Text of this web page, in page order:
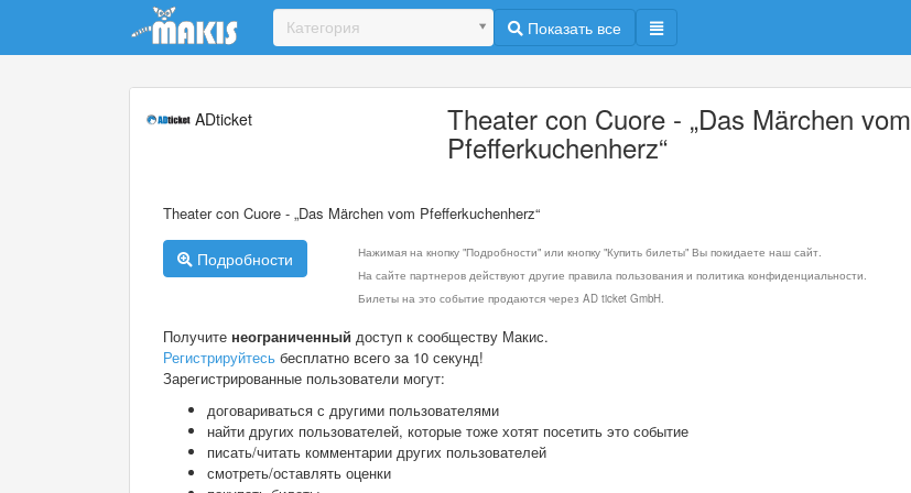
Update cookies preferences
Категория Показать все
ADticket Theater con Cuore - „Das Märchen vom
Pfefferkuchenherz“
Theater con Cuore - „Das Märchen vom Pfefferkuchenherz“
Подробности
Нажимая на кнопку "Подробности" или кнопку "Купить билеты" Вы покидаете наш сайт.
На сайте партнеров действуют другие правила пользования и политика конфиденциальности.
Билеты на это событие продаются через AD ticket GmbH.
Получите неограниченный доступ к сообществу Макис.
Регистрируйтесь бесплатно всего за 10 секунд!
Зарегистрированные пользователи могут:
договариваться с другими пользователями
найти других пользователей, которые тоже хотят посетить это событие
писать/читать комментарии других пользователей
смотреть/оставлять оценки